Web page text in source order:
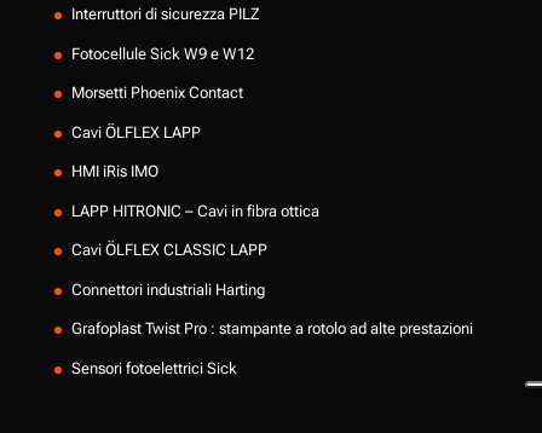
Interruttori di sicurezza PILZ
Fotocellule Sick W9 e W12
Morsetti Phoenix Contact
Cavi ÖLFLEX LAPP
HMI iRis IMO
LAPP HITRONIC – Cavi in fibra ottica
Cavi ÖLFLEX CLASSIC LAPP
Connettori industriali Harting
Grafoplast Twist Pro : stampante a rotolo ad alte prestazioni
Sensori fotoelettrici Sick